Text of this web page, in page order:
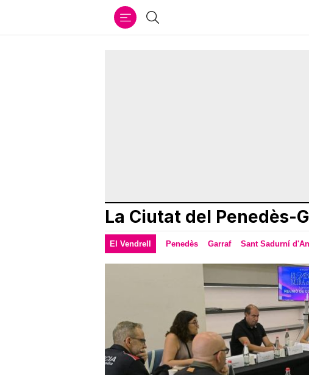
Cercar
La Ciutat del Penedès-
El Vendrell Penedès Garraf Sant Sadurní